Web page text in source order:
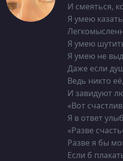
И смеяться,
Я умею
Я умею
Я умею не
Даже если
Ведь никто
И завидуют
«Вот
Я в ответ
«Разве
Разве я бы
Если б